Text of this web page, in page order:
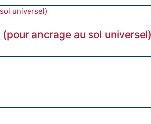
ancrage au sol universel)